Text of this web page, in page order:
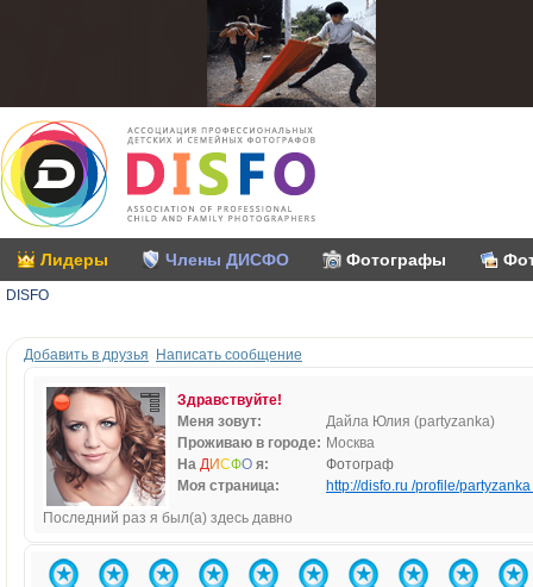
Лидеры Члены ДИСФО Фотографы
DISFO
Добавить в друзья Написать сообщение
Здравствуйте!
Меня зовут:
Дайла Юлия (partyzanka)
Проживаю в городе: Москва
На ДИСФО я:
Фотограф
Моя страница:
http://disfo.ru /profile/partyzanka
Последний раз я был(а) здесь давно